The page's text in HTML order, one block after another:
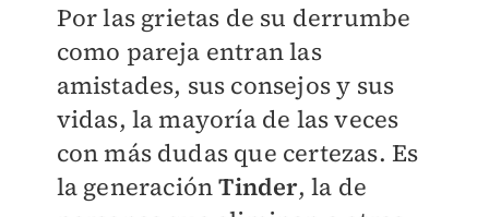
Por las grietas de su derrumbe
como pareja entran las
amistades, sus consejos y sus
vidas, la mayoría de las veces
con más dudas que certezas. Es
la generaciónTinder, la de